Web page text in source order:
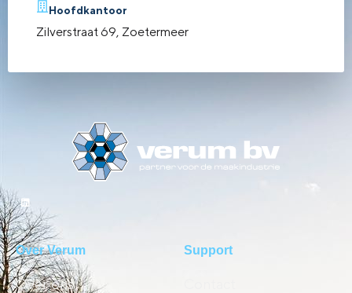
Hoofdkantoor
Zilverstraat 69, Zoetermeer
Over Verum
Over ons
Support